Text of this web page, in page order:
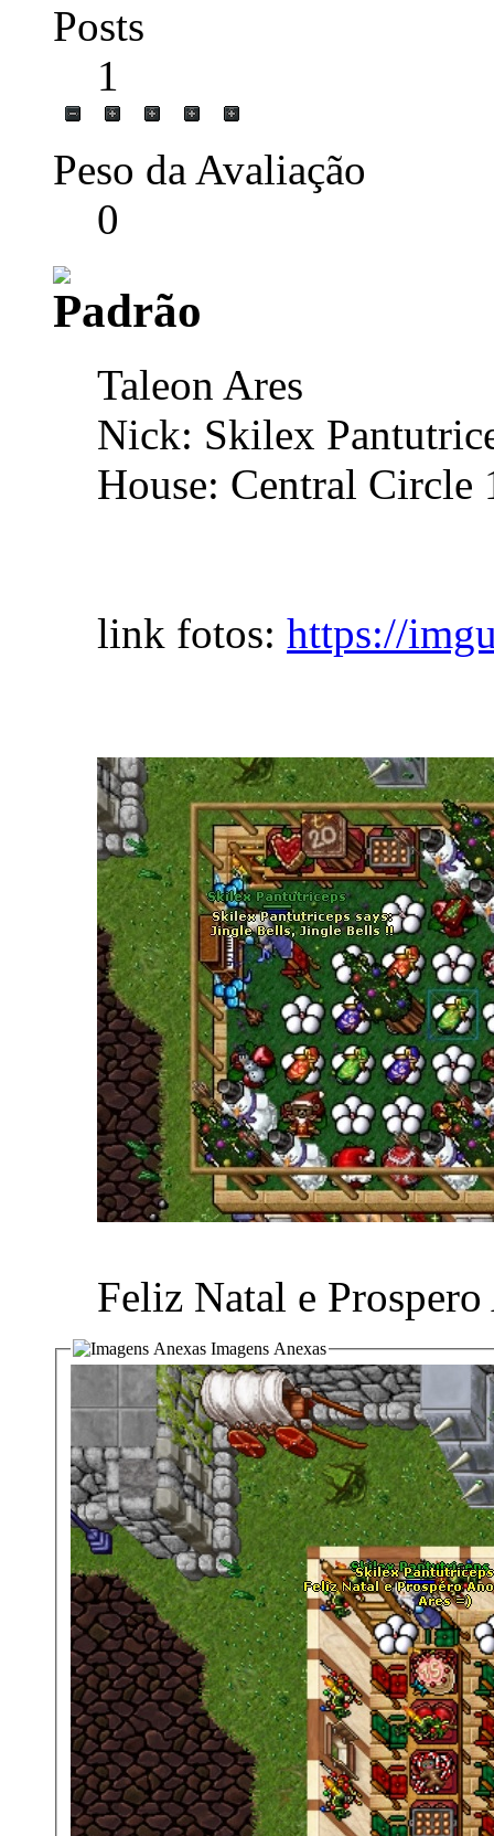
Posts
1
Peso da Avaliação
0
Taleon Ares
Nick: Skilex
House: Central Circle
link fotos: https://
Feliz Natal e
Imagens Anexas